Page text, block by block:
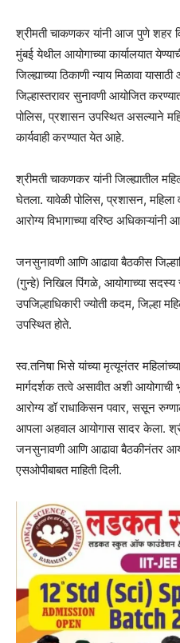
श्रीमती चाकणकर यांनी आज पुणे शहर
मुंबई येथील आयोगाच्या कार्यालयात
जिल्ह्याच्या ठिकाणी न्याय मिळावा
जिल्हास्तरावर सुनावणी आयोजित
पोलिस, प्रशासन उपस्थित असल्याने
कार्यवाही करण्यात येत आहे.
श्रीमती चाकणकर यांनी जिल्ह्यातील
घेतला. यावेळी पोलिस, प्रशासन, महिला
आरोग्य विभागाच्या वरिष्ठ
जनसुनावणी आणि आढावा बैठकीस
(गुन्हे) निखिल पिंगळे, आयोगाच्या सदस्य
उपजिल्हाधिकारी ज्योती कदम, जिल्हा
उपस्थित होते.
स्व.तनिषा भिसे यांच्या मृत्यूनंतर
मार्गदर्शक तत्वे असावीत अशी आयोगाची
आरोग्य डॉ राधाकिसन पवार, ससून
आपला अहवाल आयोगास सादर केला.
जनसुनावणी आणि आढावा बैठकीनंतर
एसओपीबाबत माहिती दिली.